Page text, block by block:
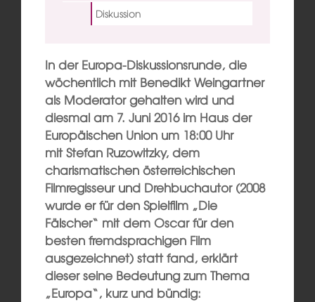
Diskussion
In der Europa-Diskussionsrunde, die
wöchentlich mit Benedikt Weingartner
als Moderator gehalten wird und
diesmal am 7. Juni 2016 im Haus der
Europäischen Union um 18:00 Uhr
mit Stefan Ruzowitzky, dem
charismatischen österreichischen
Filmregisseur und Drehbuchautor (2008
wurde er für den Spielfilm „Die
Fälscher“ mit dem Oscar für den
besten fremdsprachigen Film
ausgezeichnet) statt fand, erklärt
dieser seine Bedeutung zum Thema
„Europa“, kurz und bündig: